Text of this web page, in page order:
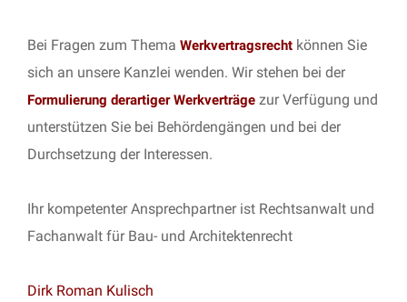
Bei Fragen zum Thema Werkvertragsrecht können Sie
sich an unsere Kanzlei wenden. Wir stehen bei der
Formulierung derartiger Werkverträge zur Verfügung und
unterstützen Sie bei Behördengängen und bei der
Durchsetzung der Interessen.
Ihr kompetenter Ansprechpartner ist Rechtsanwalt und
Fachanwalt für Bau- und Architektenrecht
Dirk Roman Kulisch